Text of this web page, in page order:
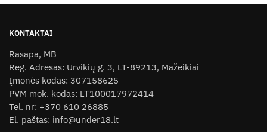
may
chosen
KONTAKTAI
Rasapa, MB
Reg. Adresas: Urvikių g. 3, LT-89213, Mažeikiai
Įmonės kodas: 307158625
PVM mok. kodas: LT100017972414
Tel. nr: +370 610 26885
El. paštas: info@under18.lt